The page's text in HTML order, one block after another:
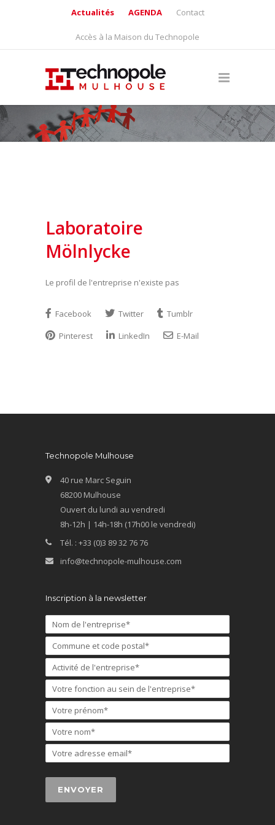
Actualités AGENDA Contact
Accès à la Maison du Technopole
Laboratoire
Mölnlycke
Le profil de l'entreprise n'existe pas
Facebook Twitter
Tumblr
Pinterest
LinkedIn E-Mail
Technopole Mulhouse
40 rue Marc Seguin
68200 Mulhouse
Ouvert du lundi au vendredi
8h-12h | 14h-18h (17h00 le vendredi)
Tél. : +33 (0)3 89 32 76 76
info@technopole-mulhouse.com
Inscription à la newsletter